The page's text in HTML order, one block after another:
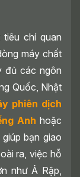
chí quan
máy chất
đủ các ngôn
Quốc, Nhật
phiên dịch
Anh hoặc
bạn giao
ra, việc hỗ
như Ả Rập,